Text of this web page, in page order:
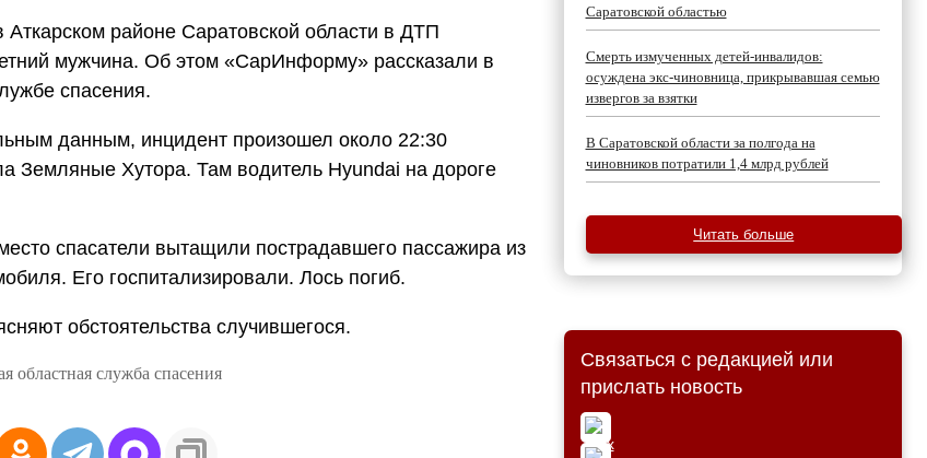
Аткарском районе Саратовской области в ДТП
мужчина. Об этом «СарИнформу» рассказали в
спасения.
данным, инцидент произошел около 22:30
Земляные Хутора. Там водитель Hyundai на дороге
спасатели вытащили пострадавшего пассажира из
Его госпитализировали. Лось погиб.
обстоятельства случившегося.
областная служба спасения
Саратовской областью
Смерть измученных детей-инвалидов:
осуждена экс-чиновница, прикрывавшая семью
извергов за взятки
В Саратовской области за полгода на
чиновников потратили 1,4 млрд рублей
Читать больше
Связаться с редакцией или
прислать новость